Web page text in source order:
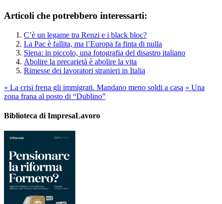
Articoli che potrebbero interessarti:
C’è un legame tra Renzi e i black bloc?
La Pac è fallita, ma l’Europa fa finta di nulla
Siena: in piccolo, una fotografia del disastro italiano
Abolire la precarietà è abolire la vita
Rimesse dei lavoratori stranieri in Italia
« La crisi frena gli immigrati. Mandano meno soldi a casa » Una
zona frana al posto di “Dublino”
Biblioteca di ImpresaLavoro